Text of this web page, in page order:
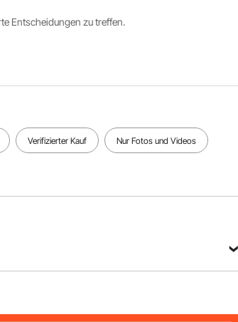
Alle Spezifikationen anzeigen
Entscheidungen zu treffen.
Verifizierter Kauf Nur Fotos und Videos